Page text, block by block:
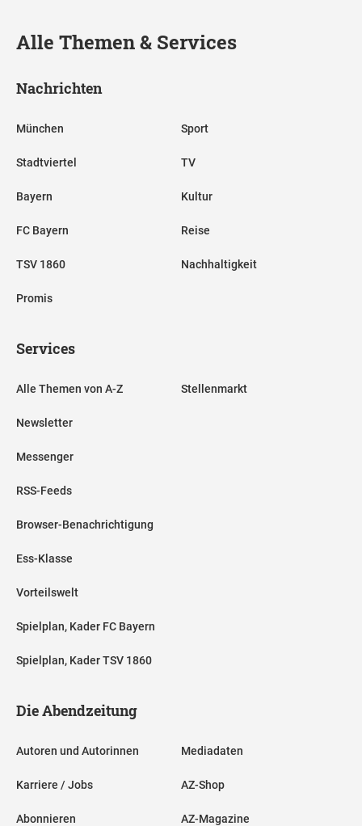
Alle Themen & Services
Nachrichten
München
Stadtviertel
Bayern
FC Bayern
TSV 1860
Promis
Sport
TV
Kultur
Reise
Nachhaltigkeit
Services
Alle Themen von A-Z
Newsletter
Messenger
RSS-Feeds
Browser-Benachrichtigung
Ess-Klasse
Vorteilswelt
Spielplan, Kader FC Bayern
Spielplan, Kader TSV 1860
Stellenmarkt
Die Abendzeitung
Autoren und Autorinnen
Karriere / Jobs
Abonnieren
Mediadaten
AZ-Shop
AZ-Magazine